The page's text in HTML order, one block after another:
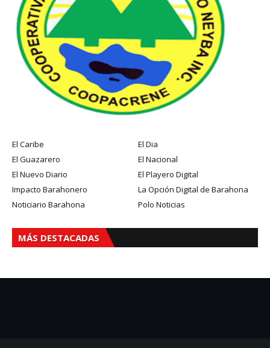
El Caribe
El Dia
El Guazarero
El Nacional
El Nuevo Diario
El Playero Digital
Impacto Barahonero
La Opción Digital de Barahona
Noticiario Barahona
Polo Noticias
MÁS DESTACADAS